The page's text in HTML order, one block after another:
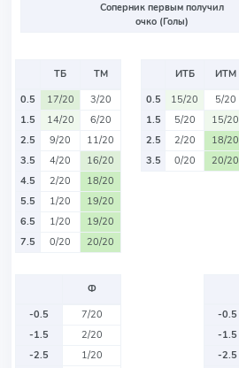
Соперник первым получил
очко (Голы)
ТБ
ТМ
0.5
17/20
3/20
1.5
14/20
6/20
2.5
9/20
11/20
3.5
4/20
16/20
4.5
2/20
18/20
5.5
1/20
19/20
6.5
1/20
19/20
7.5
0/20 20/20
ИТБ
ИТМ
0.5
15/20
5/20
1.5
5/20
15/20
2.5
2/20
18/20
3.5
0/20 20/20
Ф
-0.5
7/20
-1.5
2/20
-2.5
1/20
-0.5
-1.5
-2.5